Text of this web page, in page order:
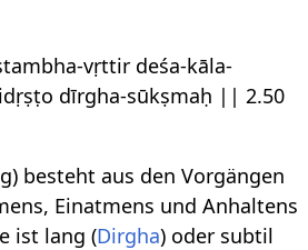
vṛttir deśa-kāla-
dīrgha-sūkṣmaḥ || 2.50
besteht aus den Vorgängen
Einatmens und Anhaltens
ist lang (Dirgha) oder subtil